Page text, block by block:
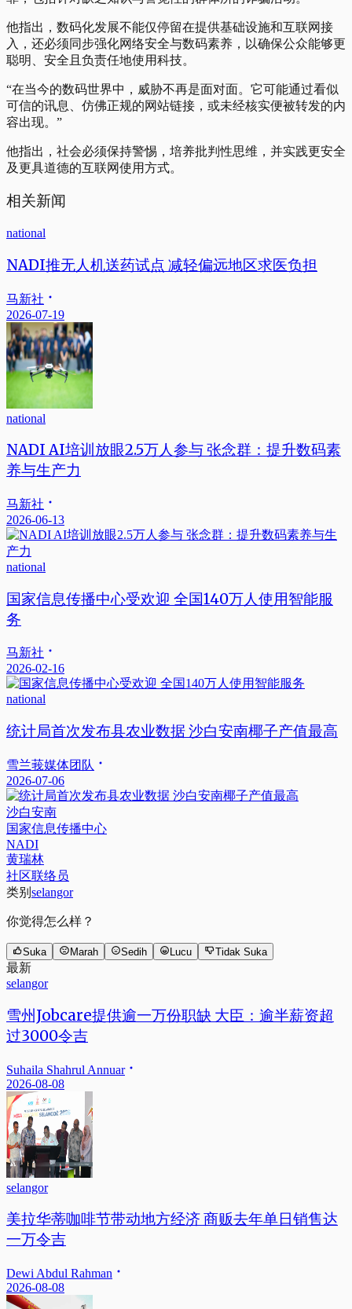
他指出，数码化发展不能仅停留在提供基础设施和互联网接
入，还必须同步强化网络安全与数码素养，以确保公众能够更
聪明、安全且负责任地使用科技。
“在当今的数码世界中，威胁不再是面对面。它可能通过看似
可信的讯息、仿佛正规的网站链接，或未经核实便被转发的内
容出现。”
他指出，社会必须保持警惕，培养批判性思维，并实践更安全
及更具道德的互联网使用方式。
相关新闻
national
NADI推无人机送药试点 减轻偏远地区求医负担
马新社
2026-07-19
national
NADI AI培训放眼2.5万人参与 张念群：提升数码素
养与生产力
马新社
2026-06-13
national
国家信息传播中心受欢迎 全国140万人使用智能服
务
马新社
2026-02-16
national
统计局首次发布县农业数据 沙白安南椰子产值最高
雪兰莪媒体团队
2026-07-06
沙白安南
国家信息传播中心
NADI
黄瑞林
社区联络员
类别 selangor
你觉得怎么样？
Suka Marah Sedih Lucu Tidak Suka
最新
selangor
雪州Jobcare提供逾一万份职缺 大臣：逾半薪资超
过3000令吉
Suhaila Shahrul Annuar
2026-08-08
selangor
美拉华蒂咖啡节带动地方经济 商贩去年单日销售达
一万令吉
Dewi Abdul Rahman
2026-08-08